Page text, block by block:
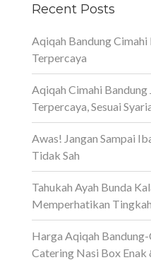
Recent Posts
Aqiqah Bandung Cimahi
Terpercaya
Aqiqah Cimahi
Terpercaya, Sesuai
Awas! Jangan Sampai
Tidak Sah
Tahukah Ayah Bunda
Memperhatikan
Harga Aqiqah
Catering Nasi Box Enak